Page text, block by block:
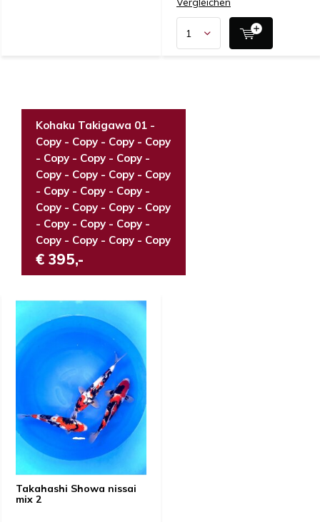
Kohaku Takigawa 01 -
Copy - Copy - Copy - Copy
- Copy - Copy - Copy -
Copy - Copy - Copy - Copy
- Copy - Copy - Copy -
Copy - Copy - Copy - Copy
- Copy - Copy - Copy -
Copy - Copy - Copy - Copy
€ 395,-
Takahashi Showa nissai
mix 2